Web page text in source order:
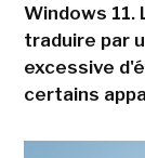
Windows
traduire par
excessive
certains